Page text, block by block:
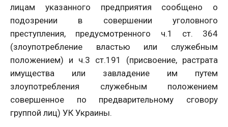
лицам указанного предприятия сообщено о
подозрении в совершении уголовного
преступления, предусмотренного ч.1 ст. 364
(злоупотребление властью или служебным
положением) и ч.3 ст.191 (присвоение, растрата
имущества или завладение им путем
злоупотребления служебным положением
совершенное по предварительному сговору
группой лиц) УК Украины.